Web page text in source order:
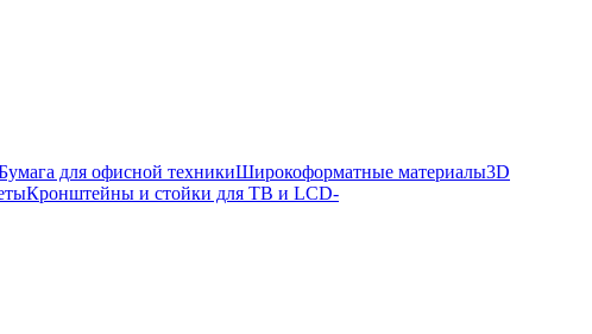
для офисной техникиШирокоформатные материалы3D
Кронштейны и стойки для ТВ и LCD-